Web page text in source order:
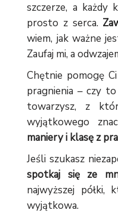
szczerze, a każdy
prosto z serca.
wiem, jak ważne
Zaufaj mi, a
Chętnie pomogę
pragnienia – czy
towarzysz, z
wyjątkowego
maniery i klasę z
Jeśli szukasz
spotkaj się ze
najwyższej półki,
wyjątkowa.